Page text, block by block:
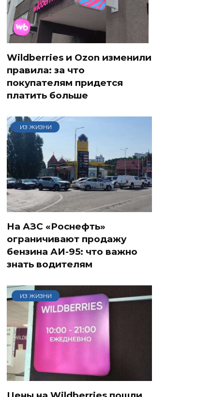
Wildberries и Ozon изменили
правила: за что
покупателям придется
платить больше
ИЗ ЖИЗНИ
На АЗС «Роснефть»
ограничивают продажу
бензина АИ-95: что важно
знать водителям
ИЗ ЖИЗНИ